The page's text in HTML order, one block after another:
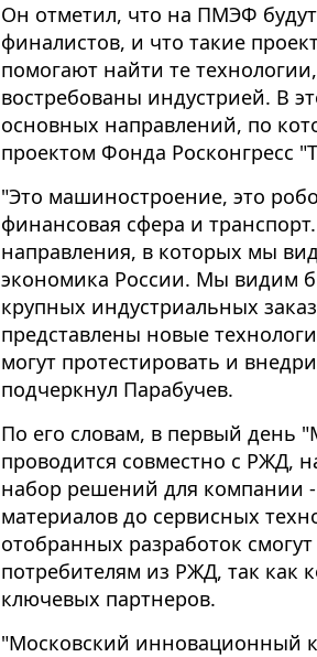
Он отметил, что на ПМЭФ
финалистов, и что такие
помогают найти те
востребованы индустрией. В
основных направлений, по
проектом Фонда Росконгресс
"Это машиностроение, это
финансовая сфера и
направления, в которых мы
экономика России. Мы видим
крупных индустриальных
представлены новые
могут протестировать и
подчеркнул Парабучев.
По его словам, в первый день
проводится совместно с РЖД,
набор решений для компании
материалов до сервисных
отобранных разработок
потребителям из РЖД, так как
ключевых партнеров.
"Московский инновационный